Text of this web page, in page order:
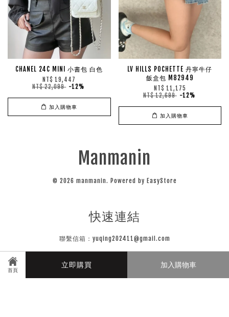
首頁
立即購買 加入購物車
CHANEL 24C MINI 小書包 白色
NT$ 19,447
NT$ 22,099 -12%
加入購物車
LV HILLS POCHETTE 丹寧牛仔
飯盒包 M82949
NT$ 11,175
NT$ 12,699 -12%
加入購物車
Manmanin
© 2026 manmanin. Powered by EasyStore
快速連結
聯繫信箱：yuqing202411@gmail.com
關注我們